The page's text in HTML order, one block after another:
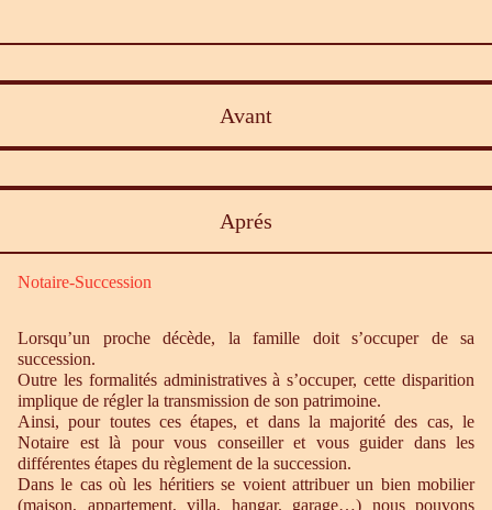
Avant
Aprés
Notaire-Succession
Lorsqu’un proche décède, la famille doit s’occuper de sa
succession.
Outre les formalités administratives à s’occuper, cette disparition
implique de régler la transmission de son patrimoine.
Ainsi, pour toutes ces étapes, et dans la majorité des cas, le
Notaire est là pour vous conseiller et vous guider dans les
différentes étapes du règlement de la succession.
Dans le cas où les héritiers se voient attribuer un bien mobilier
(maison, appartement, villa, hangar, garage…) nous pouvons